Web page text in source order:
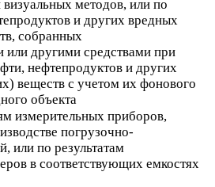
методов, или по
и других вредных
собранных
другими средствами при
нефтепродуктов и других
веществ с учетом их фонового
объекта
измерительных приборов,
погрузочно-
или по результатам
в соответствующих емкостях